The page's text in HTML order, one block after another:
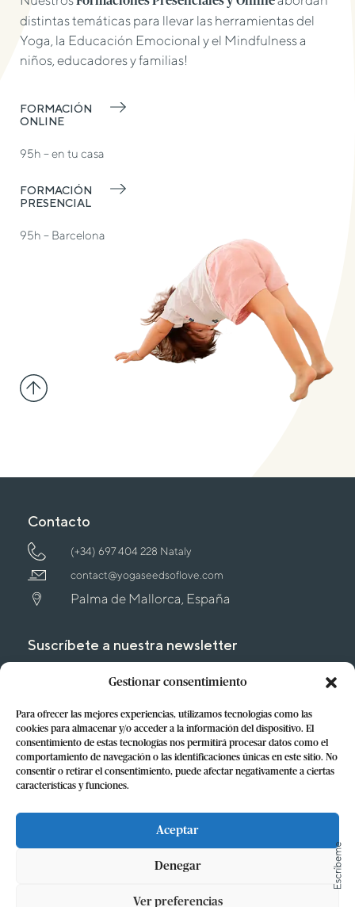
Gestionar consentimiento
Para ofrecer las mejores experiencias, utilizamos tecnologías como las
cookies para almacenar y/o acceder a la información del dispositivo. El
consentimiento de estas tecnologías nos permitirá procesar datos como el
comportamiento de navegación o las identificaciones únicas en este sitio. No
consentir o retirar el consentimiento, puede afectar negativamente a ciertas
características y funciones.
Aceptar
Denegar
Ver preferencias
distintas temáticas para llevar las herramientas del
Yoga, la Educación Emocional y el Mindfulness a
niños, educadores y familias!
FORMACIÓN
ONLINE
95h – en tu casa
FORMACIÓN
PRESENCIAL
95h – Barcelona
Contacto
(+34) 697 404 228 Nataly
contact@yogaseedsoflove.com
Palma de Mallorca, España
Suscríbete a nuestra newsletter
Y sé el primero en enterarte del
¡SUSCRÍBEME!
Términos y Condiciones de Contratación